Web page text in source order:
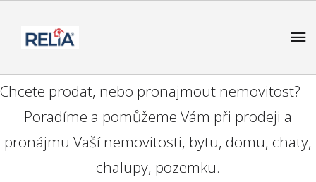
Chcete prodat, nebo pronajmout nemovitost?
Poradíme a pomůžeme Vám při prodeji a
pronájmu Vaší nemovitosti, bytu, domu, chaty,
chalupy, pozemku.